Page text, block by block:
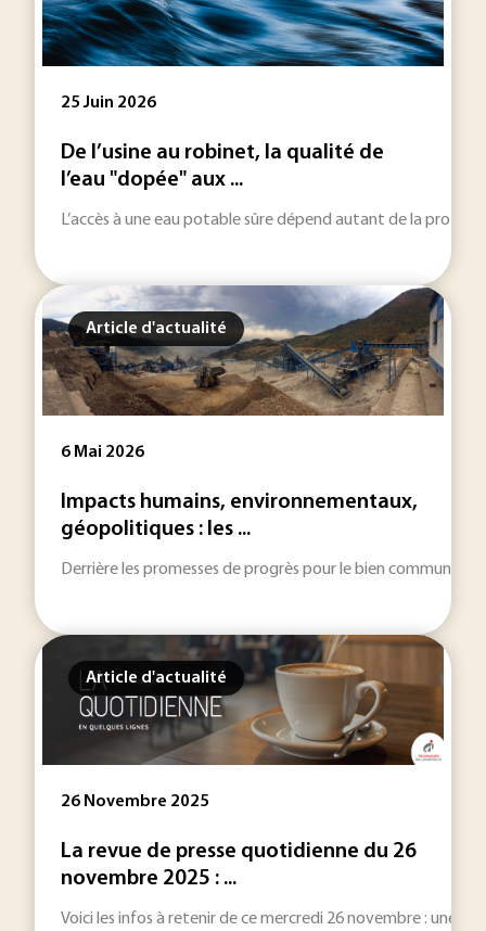
25 Juin 2026
De l’usine au robinet, la qualité de
l’eau "dopée" aux ...
L’accès à une eau potable sûre dépend autant de la
Article d'actualité
6 Mai 2026
Impacts humains, environnementaux,
géopolitiques : les ...
Derrière les promesses de progrès pour le bien commun,
Article d'actualité
26 Novembre 2025
La revue de presse quotidienne du 26
novembre 2025 : ...
Voici les infos à retenir de ce mercredi 26 novembre : une